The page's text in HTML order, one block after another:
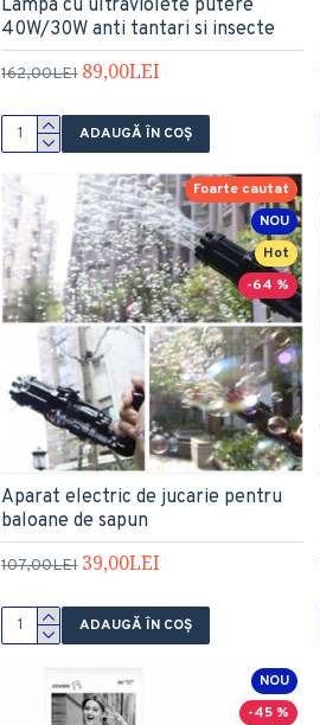
Lampa cu ultraviolete putere
40W/30W anti tantari si insecte
162,00LEI 89,00LEI
ADAUGĂ ÎN COŞ
NOU
Hot
Foarte cautat
-64 %
Aparat electric de jucarie pentru
baloane de sapun
107,00LEI 39,00LEI
ADAUGĂ ÎN COŞ
NOU
-45 %